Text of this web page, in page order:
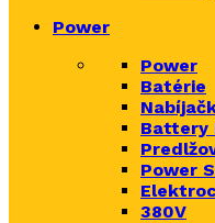
Power
Power
Batérie
Battery
Power
380V